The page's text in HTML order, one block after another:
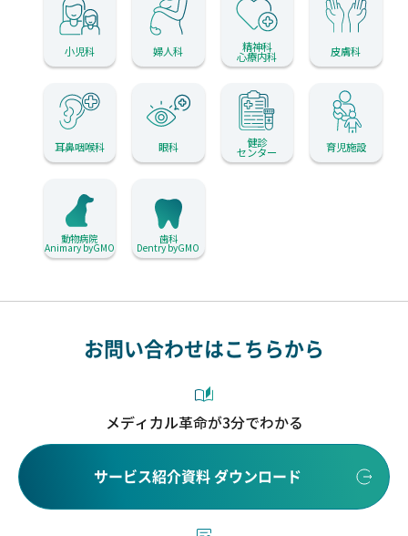
小児科 婦人科 精神科
心療内科 皮膚科
耳鼻咽喉科 眼科 健診
センター 育児施設
動物病院
Animary byGMO
歯科
Dentry byGMO
お問い合わせはこちらから
メディカル革命が3分でわかる
サービス紹介資料 ダウンロード